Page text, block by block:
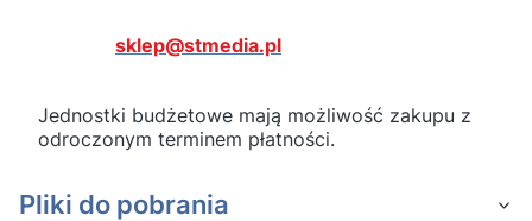
sklep@stmedia.pl
Jednostki budżetowe mają możliwość zakupu z
odroczonym terminem płatności.
Pliki do pobrania